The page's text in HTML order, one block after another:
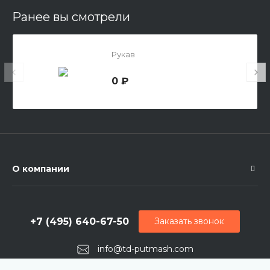
Ранее вы смотрели
Рукав
0 ₽
О компании
info@td-putmash.com
+7 (495) 640-67-50 Заказать звонок